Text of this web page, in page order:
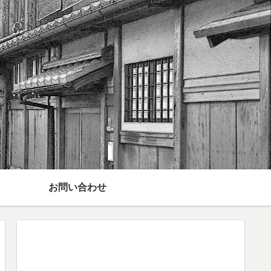
お問い合わせ